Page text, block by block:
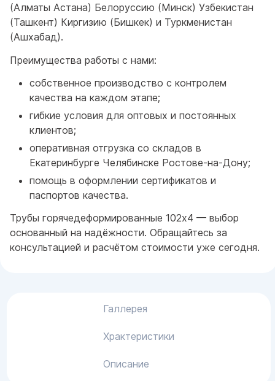
(Алматы Астана) Белоруссию (Минск) Узбекистан
(Ташкент) Киргизию (Бишкек) и Туркменистан
(Ашхабад).
Преимущества работы с нами:
собственное производство с контролем
качества на каждом этапе;
гибкие условия для оптовых и постоянных
клиентов;
оперативная отгрузка со складов в
Екатеринбурге Челябинске Ростове-на-Дону;
помощь в оформлении сертификатов и
паспортов качества.
Трубы горячедеформированные 102x4 — выбор
основанный на надёжности. Обращайтесь за
консультацией и расчётом стоимости уже сегодня.
Галлерея
Храктеристики
Описание